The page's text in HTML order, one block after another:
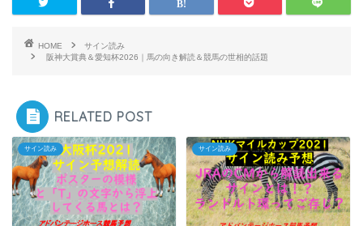
HOME
サイン読み
阪神大賞典＆愛知杯2026｜馬の向き解読＆競馬の世相的話題
RELATED POST
サイン読み サイン読み